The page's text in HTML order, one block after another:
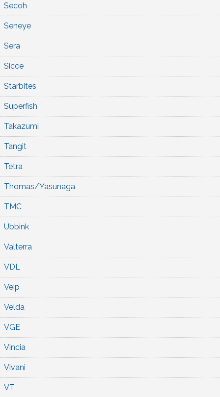
Secoh
Seneye
Sera
Sicce
Starbites
Superfish
Takazumi
Tangit
Tetra
Thomas/Yasunaga
TMC
Ubbink
Valterra
VDL
Veip
Velda
VGE
Vincia
Vivani
VT